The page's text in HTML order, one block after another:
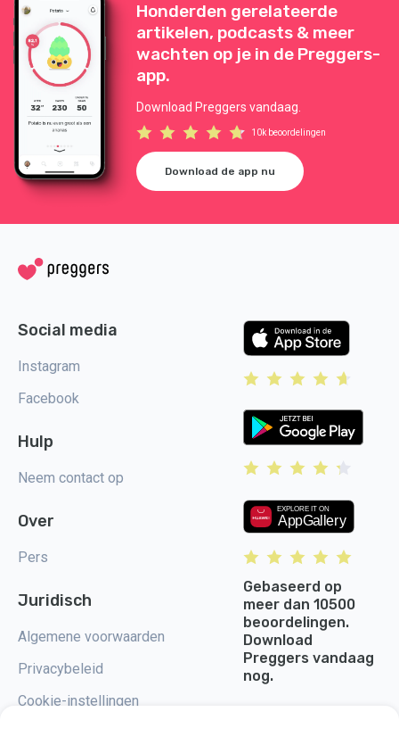
Honderden gerelateerde
artikelen, podcasts & meer
wachten op je in de Preggers-
app.
Download Preggers vandaag.
10k beoordelingen
Download de app nu
Social media
Instagram
Facebook
Hulp
Neem contact op
Over
Pers
Juridisch
Algemene voorwaarden
Privacybeleid
Cookie-instellingen
Gebaseerd op
meer dan 10500
beoordelingen.
Download
Preggers vandaag
nog.